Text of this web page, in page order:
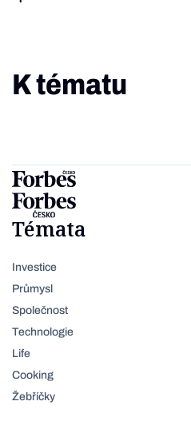
K tématu
Témata
Investice
Průmysl
Společnost
Technologie
Life
Cooking
Žebříčky